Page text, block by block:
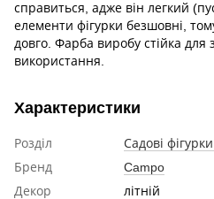
справиться, адже він легкий
елементи фігурки безшовні,
довго. Фарба виробу стійка для
використання.
Характеристики
Розділ
Садові
Бренд
Campo
Декор
літній